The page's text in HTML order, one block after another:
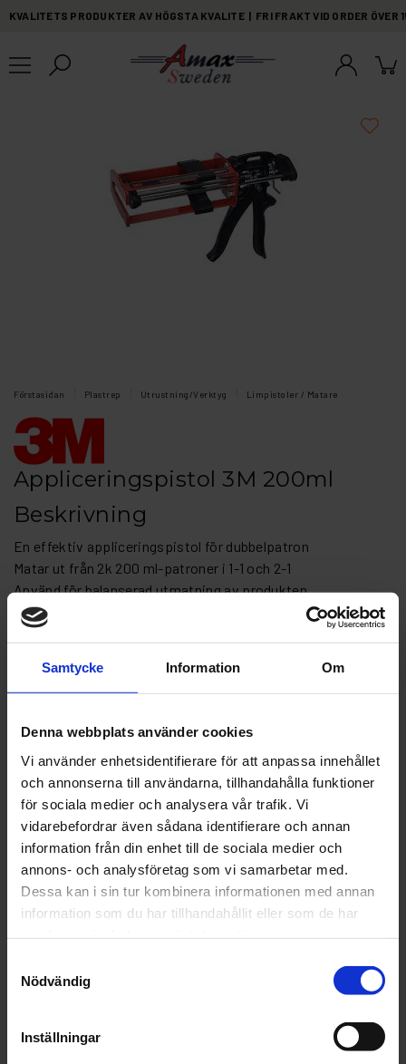
Samtycke Information Om
Denna webbplats använder cookies
Vi använder enhetsidentifierare för att anpassa innehållet
och annonserna till användarna, tillhandahålla funktioner
för sociala medier och analysera vår trafik. Vi
vidarebefordrar även sådana identifierare och annan
information från din enhet till de sociala medier och
annons- och analysföretag som vi samarbetar med.
Dessa kan i sin tur kombinera informationen med annan
information som du har tillhandahållit eller som de har
Nödvändig
Inställningar
KVALITETS PRODUKTER AV HÖGSTA KVALITE | FRI FRAKT VID ORDER
Förstasidan Plastrep Utrustning/Verktyg Limpistoler / Matare
Appliceringspistol 3M 200ml
Beskrivning
En effektiv appliceringspistol för dubbelpatron
Matar ut från 2k 200 ml-patroner i 1-1 och 2-1
Använd för balanserad utmatning av produkten
Manuell applicering
Använd vår praktiska 3M™ Manual Gun för dubbelpatroner
konsistens och applicerar materialet direkt på
arbetsstycket
Artikelnr: 3M 08571
Finns i lager
Inkl. moms: 1 363 kr
Lägg i varukorgen
Fri frakt över 1500kr
Leverans inom 1-5 dagar
Beskrivning
Fråga om produkt